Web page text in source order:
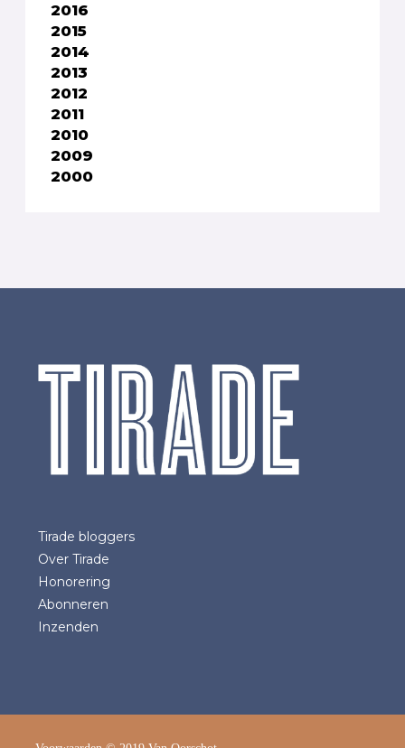
2016
2015
2014
2013
2012
2011
2010
2009
2000
Tirade bloggers
Over Tirade
Honorering
Abonneren
Inzenden